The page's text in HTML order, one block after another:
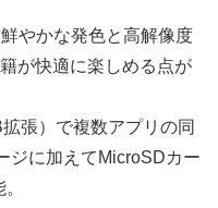
やかな発色と高解像度
が快適に楽しめる点が
張）で複数アプリの同
ジに加えてMicroSDカー